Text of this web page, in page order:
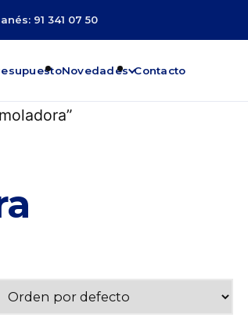
91 341 07 50
Novedades Contacto